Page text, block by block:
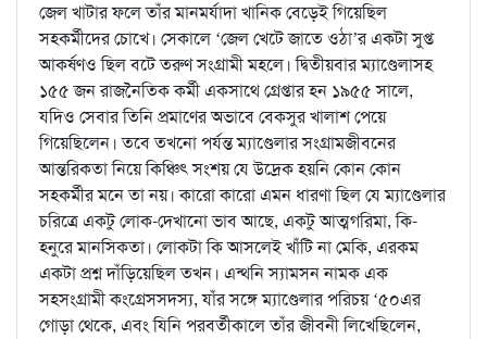
জেল খাটার ফলে তাঁর মানমর্যাদা খানিক বেড়েই গিয়েছিল
সহকর্মীদের চোখে। সেকালে ‘জেল খেটে জাতে ওঠা’র একটা সুপ্ত
আকর্ষণও ছিল বটে তরুণ সংগ্রামী মহলে। দ্বিতীয়বার ম্যাণ্ডেলাসহ
১৫৫ জন রাজনৈতিক কর্মী একসাথে গ্রেপ্তার হন ১৯৫৫ সালে,
যদিও সেবার তিনি প্রমাণের অভাবে বেকসুর খালাশ পেয়ে
গিয়েছিলেন। তবে তখনো পর্যন্ত ম্যাণ্ডেলার সংগ্রামজীবনের
আন্তরিকতা নিয়ে কিঞ্চিৎ সংশয় যে উদ্রেক হয়নি কোন কোন
সহকর্মীর মনে তা নয়। কারো কারো এমন ধারণা ছিল যে ম্যাণ্ডেলার
চরিত্রে একটু লোক-দেখানো ভাব আছে, একটু আত্মগরিমা, কি-
হনুরে মানসিকতা। লোকটা কি আসলেই খাঁটি না মেকি, এরকম
একটা প্রশ্ন দাঁড়িয়েছিল তখন। এন্থনি স্যামসন নামক এক
সহসংগ্রামী কংগ্রেসসদস্য, যাঁর সঙ্গে ম্যাণ্ডেলার পরিচয় ‘৫০এর
গোড়া থেকে, এবং যিনি পরবর্তীকালে তাঁর জীবনী লিখেছিলেন,